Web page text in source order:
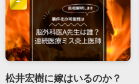
松井宏樹に嫁はいるのか？